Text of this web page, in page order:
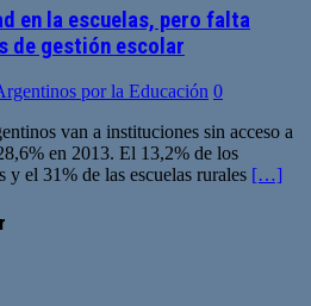
en la escuelas, pero falta
de gestión escolar
por la Educación 0
van a instituciones sin acceso a
en 2013. El 13,2% de los
y el 31% de las escuelas rurales […]